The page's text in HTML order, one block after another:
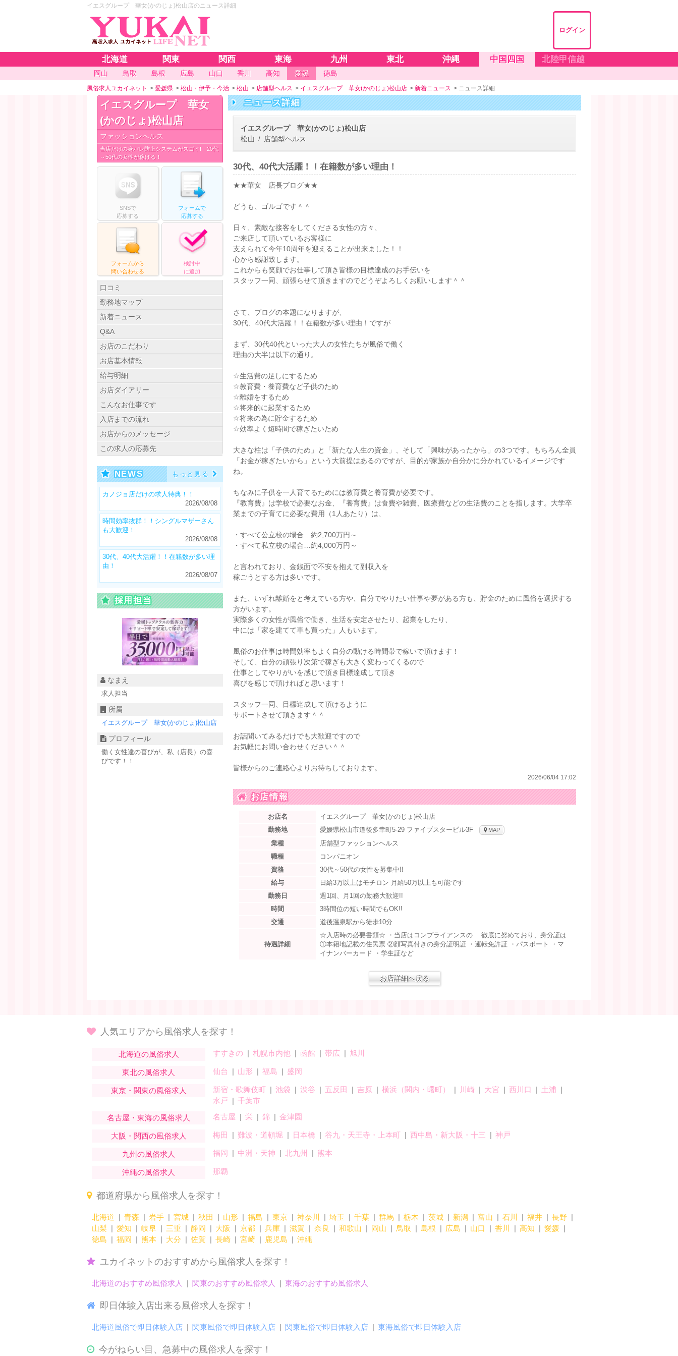
イエスグループ 華女(かのじょ)松山店のニュース詳細
ログイン
北海道 関東 関西 東海 九州 東北 沖縄 中国四国 北陸甲信越
岡山 鳥取 島根 広島 山口 香川 高知 愛媛 徳島
風俗求人ユカイネット > 愛媛県 > 松山・伊予・今治 > 松山 > 店舗型ヘルス > イエスグループ 華女(かのじょ)松山店 > 新着ニュース > ニュース詳細
イエスグループ 華女
(かのじょ)松山店
ファッションヘルス
当店だけの身バレ防止システムがスゴイ! 20代
～50代の女性が稼げる！
SNSで
応募する
フォームで
応募する
フォームから
問い合わせる
検討中
に追加
口コミ
勤務地マップ
新着ニュース
Q&A
お店のこだわり
お店基本情報
給与明細
お店ダイアリー
こんなお仕事です
入店までの流れ
お店からのメッセージ
この求人の応募先
NEWS もっと見る
カノジョ店だけの求人特典！！
2026/08/08
時間効率抜群！！シングルマザーさん
も大歓迎！
2026/08/08
30代、40代大活躍！！在籍数が多い理
由！
2026/08/07
採用担当
なまえ
求人担当
所属
イエスグループ 華女(かのじょ)松山店
プロフィール
働く女性達の喜びが、私（店長）の喜
びです！！
ニュース詳細
イエスグループ 華女(かのじょ)松山店
松山 / 店舗型ヘルス
30代、40代大活躍！！在籍数が多い理由！
★★華女 店長ブログ★★
どうも、ゴルゴです＾＾
日々、素敵な接客をしてくださる女性の方々、
ご来店して頂いているお客様に
支えられて今年10周年を迎えることが出来ました！！
心から感謝致します。
これからも笑顔でお仕事して頂き皆様の目標達成のお手伝いを
スタッフ一同、頑張らせて頂きますのでどうぞよろしくお願いします＾＾
さて、ブログの本題になりますが、
30代、40代大活躍！！在籍数が多い理由！ですが
まず、30代40代といった大人の女性たちが風俗で働く
理由の大半は以下の通り。
☆生活費の足しにするため
☆教育費・養育費など子供のため
☆離婚をするため
☆将来的に起業するため
☆将来の為に貯金するため
☆効率よく短時間で稼ぎたいため
大きな柱は「子供のため」と「新たな人生の資金」、そして「興味があったから」の3つです。もちろん全員
「お金が稼ぎたいから」という大前提はあるのですが、目的が家族か自分かに分かれているイメージです
ね。
ちなみに子供を一人育てるためには教育費と養育費が必要です。
『教育費』は学校で必要なお金、『養育費』は食費や雑費、医療費などの生活費のことを指します。大学卒
業までの子育てに必要な費用（1人あたり）は、
・すべて公立校の場合…約2,700万円～
・すべて私立校の場合…約4,000万円～
と言われており、金銭面で不安を抱えて副収入を
稼ごうとする方は多いです。
また、いずれ離婚をと考えている方や、自分でやりたい仕事や夢がある方も、貯金のために風俗を選択する
方がいます。
実際多くの女性が風俗で働き、生活を安定させたり、起業をしたり、
中には「家を建てて車も買った」人もいます。
風俗のお仕事は時間効率もよく自分の動ける時間帯で稼いで頂けます！
そして、自分の頑張り次第で稼ぎも大きく変わってくるので
仕事としてやりがいを感じで頂き目標達成して頂き
喜びを感じで頂ければと思います！
スタッフ一同、目標達成して頂けるように
サポートさせて頂きます＾＾
お話聞いてみるだけでも大歓迎ですので
お気軽にお問い合わせください＾＾
皆様からのご連絡心よりお待ちしております。
2026/06/04 17:02
お店情報
お店名
イエスグループ 華女(かのじょ)松山店
勤務地
愛媛県松山市道後多幸町5-29 ファイブスタービル3F MAP
業種
店舗型ファッションヘルス
職種
コンパニオン
資格
30代～50代の女性を募集中!!
給与
日給3万以上はモチロン 月給50万以上も可能です
勤務日
週1回、月1回の勤務大歓迎!!
時間
3時間位の短い時間でもOK!!
交通
道後温泉駅から徒歩10分
待遇詳細
☆入店時の必要書類☆ ・当店はコンプライアンスの 徹底に努めており、身分証は
①本籍地記載の住民票 ②顔写真付きの身分証明証 ・運転免許証 ・パスポート ・マ
イナンバーカード ・学生証など
お店詳細へ戻る
人気エリアから風俗求人を探す！
北海道の風俗求人 すすきの 札幌市内他 函館 帯広 旭川
東北の風俗求人 仙台 山形 福島 盛岡
東京・関東の風俗求人 新宿・歌舞伎町 池袋 渋谷 五反田 吉原 横浜（関内・曙町） 川崎 大宮 西川口
土浦
水戸
千葉市
名古屋・東海の風俗求人
名古屋 栄 錦 金津園
大阪・関西の風俗求人 梅田 難波・道頓堀 日本橋 谷九・天王寺・上本町 西中島・新大阪・十三 神戸
九州の風俗求人 福岡 中洲・天神 北九州 熊本
沖縄の風俗求人 那覇
都道府県から風俗求人を探す！
北海道 青森 岩手 宮城 秋田 山形 福島 東京 神奈川 埼玉 千葉 群馬 栃木 茨城 新潟 富山 石川 福井
長野
山梨
愛知 岐阜 三重 静岡 大阪 京都 兵庫 滋賀 奈良 和歌山 岡山 鳥取 島根 広島 山口 香川 高知
愛媛
徳島
福岡 熊本 大分 佐賀 長崎 宮崎 鹿児島 沖縄
ユカイネットのおすすめから風俗求人を探す！
北海道のおすすめ風俗求人 関東のおすすめ風俗求人 東海のおすすめ風俗求人
即日体験入店出来る風俗求人を探す！
北海道風俗で即日体験入店 関東風俗で即日体験入店 関東風俗で即日体験入店 東海風俗で即日体験入店
今がねらい目、急募中の風俗求人を探す！